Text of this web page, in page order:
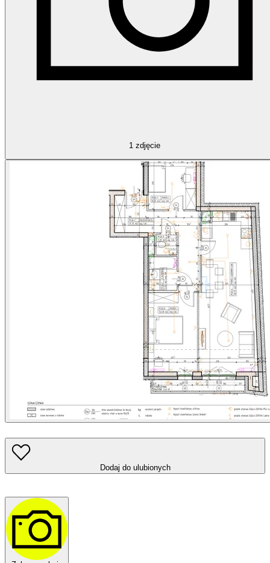
1 zdjęcie
Dodaj do ulubionych